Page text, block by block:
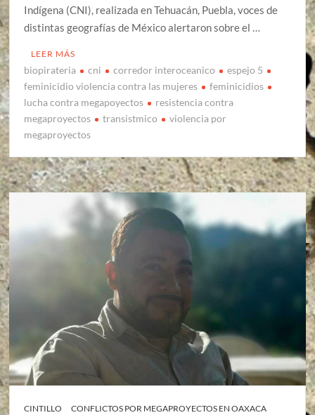
Indígena (CNI), realizada en Tehuacán, Puebla, voces de
distintas geografías de México alertaron sobre el …
LEER MÁS
biopirateria cni corredor interoceanico
espejo 5
feminicidio violencia contra las mujeres
feminicidios
lucha contra megapoyectos
resistencia contra
megaproyectos
transistmico
violencia por
megaproyectos
CINTILLO
CONFLICTOS POR MEGAPROYECTOS EN OAXACA